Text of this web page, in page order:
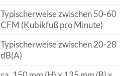
Typischerweise zwischen 50-60
CFM (Kubikfuß pro Minute)
Typischerweise zwischen 20-28
dB(A)